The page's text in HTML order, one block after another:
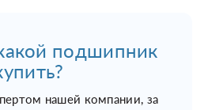
подшипник
нашей компании, за